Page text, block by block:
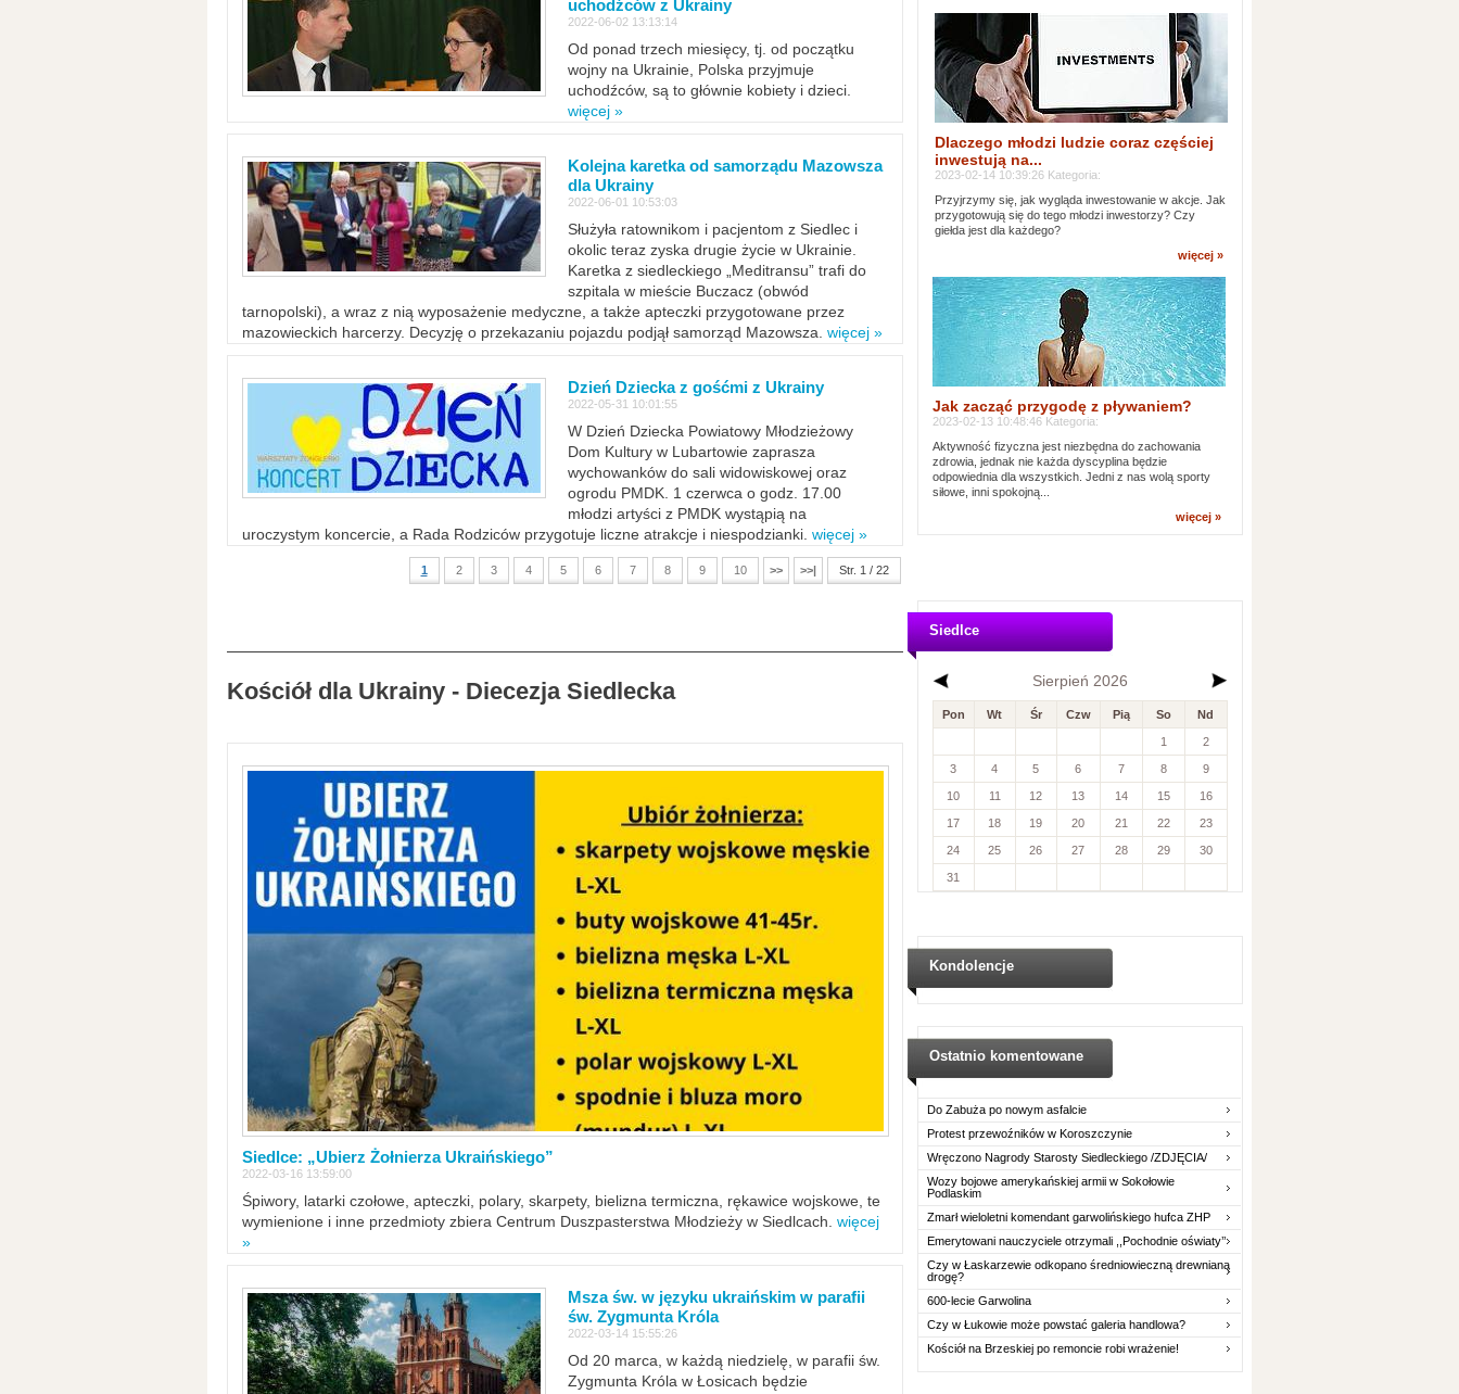
uchodźców z Ukrainy
2022-06-02 13:13:14
Od ponad trzech miesięcy, tj. od początku
wojny na Ukrainie, Polska przyjmuje
uchodźców, są to głównie kobiety i dzieci.
więcej »
Kolejna karetka od samorządu Mazowsza
dla Ukrainy
2022-06-01 10:53:03
Służyła ratownikom i pacjentom z Siedlec i
okolic teraz zyska drugie życie w Ukrainie.
Karetka z siedleckiego „Meditransu” trafi do
szpitala w mieście Buczacz (obwód
tarnopolski), a wraz z nią wyposażenie medyczne, a także apteczki przygotowane przez
mazowieckich harcerzy. Decyzję o przekazaniu pojazdu podjął samorząd Mazowsza. więcej »
Dzień Dziecka z gośćmi z Ukrainy
2022-05-31 10:01:55
W Dzień Dziecka Powiatowy Młodzieżowy
Dom Kultury w Lubartowie zaprasza
wychowanków do sali widowiskowej oraz
ogrodu PMDK. 1 czerwca o godz. 17.00
młodzi artyści z PMDK wystąpią na
uroczystym koncercie, a Rada Rodziców przygotuje liczne atrakcje i niespodzianki. więcej »
1 2 3 4 5 6 7 8 9 10 >> >>| Str. 1 / 22
Kościół dla Ukrainy - Diecezja Siedlecka
Siedlce: „Ubierz Żołnierza Ukraińskiego”
2022-03-16 13:59:00
Śpiwory, latarki czołowe, apteczki, polary, skarpety, bielizna termiczna, rękawice wojskowe, te
wymienione i inne przedmioty zbiera Centrum Duszpasterstwa Młodzieży w Siedlcach. więcej
»
Msza św. w języku ukraińskim w parafii
św. Zygmunta Króla
2022-03-14 15:55:26
Od 20 marca, w każdą niedzielę, w parafii św.
Zygmunta Króla w Łosicach będzie
Dlaczego młodzi ludzie coraz częściej
inwestują na...
2023-02-14 10:39:26 Kategoria:
Przyjrzymy się, jak wygląda inwestowanie w akcje. Jak
przygotowują się do tego młodzi inwestorzy? Czy
giełda jest dla każdego?
więcej »
Jak zacząć przygodę z pływaniem?
2023-02-13 10:48:46 Kategoria:
Aktywność fizyczna jest niezbędna do zachowania
zdrowia, jednak nie każda dyscyplina będzie
odpowiednia dla wszystkich. Jedni z nas wolą sporty
siłowe, inni spokojną...
więcej »
Siedlce
Sierpień 2026
Pon Wt Śr Czw Pią So Nd
1 2
3 4 5 6 7 8 9
10 11 12 13 14 15 16
17 18 19 20 21 22 23
24 25 26 27 28 29 30
31
Kondolencje
Ostatnio komentowane
Do Zabuża po nowym asfalcie
Protest przewoźników w Koroszczynie
Wręczono Nagrody Starosty Siedleckiego /ZDJĘCIA/
Wozy bojowe amerykańskiej armii w Sokołowie
Podlaskim
Zmarł wieloletni komendant garwolińskiego hufca ZHP
Emerytowani nauczyciele otrzymali ,,Pochodnie oświaty’’
Czy w Łaskarzewie odkopano średniowieczną drewnianą
drogę?
600-lecie Garwolina
Czy w Łukowie może powstać galeria handlowa?
Kościół na Brzeskiej po remoncie robi wrażenie!